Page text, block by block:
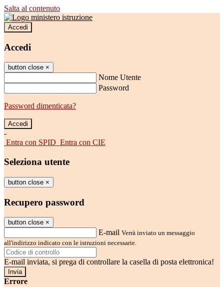
Salta al contenuto
Accedi
Accedi
button close ×
Nome Utente
Password
Password dimenticata?
-
Entra con SPID Entra con CIE
Seleziona utente
button close ×
Recupero password
button close ×
E-mail Verrà inviato un messaggio
all'indirizzo indicato con le istruzioni necessarie.
E-mail inviata, si prega di controllare la casella di posta elettronica!
Errore